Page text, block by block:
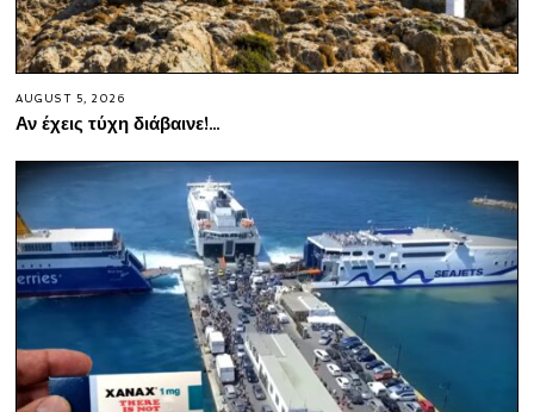
AUGUST 5, 2026
Αν έχεις τύχη διάβαινε!…